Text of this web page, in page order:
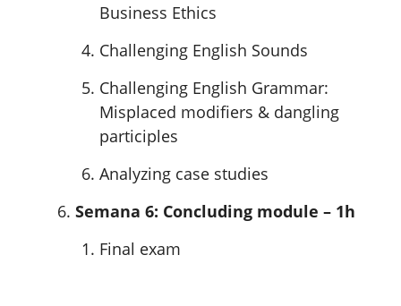
Business Ethics
Challenging English Sounds
Challenging English Grammar:
Misplaced modifiers & dangling
participles
Analyzing case studies
Semana 6: Concluding module – 1h
Final exam